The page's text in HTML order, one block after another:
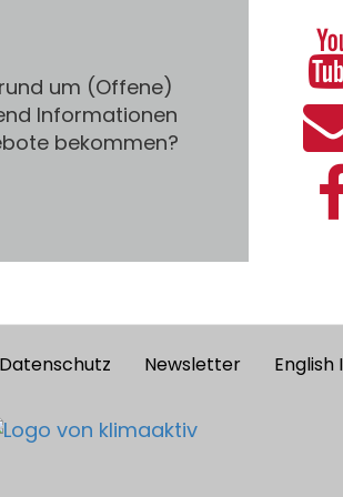
um (Offene)
Informationen
bekommen?
Datenschutz Newsletter